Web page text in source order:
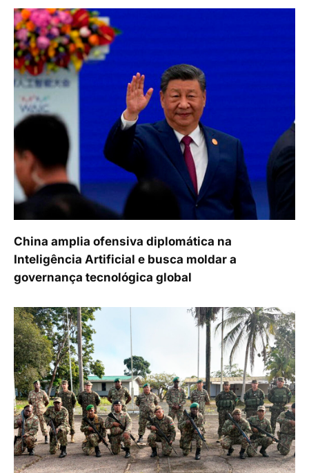
China amplia ofensiva diplomática na
Inteligência Artificial e busca moldar a
governança tecnológica global